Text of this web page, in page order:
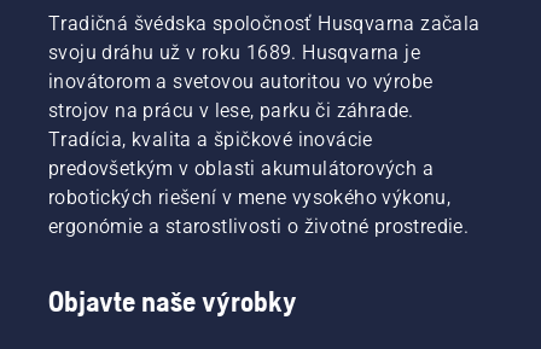
Tradičná švédska spoločnosť Husqvarna začala
svoju dráhu už v roku 1689. Husqvarna je
inovátorom a svetovou autoritou vo výrobe
strojov na prácu v lese, parku či záhrade.
Tradícia, kvalita a špičkové inovácie
predovšetkým v oblasti akumulátorových a
robotických riešení v mene vysokého výkonu,
ergonómie a starostlivosti o životné prostredie.
Objavte naše výrobky